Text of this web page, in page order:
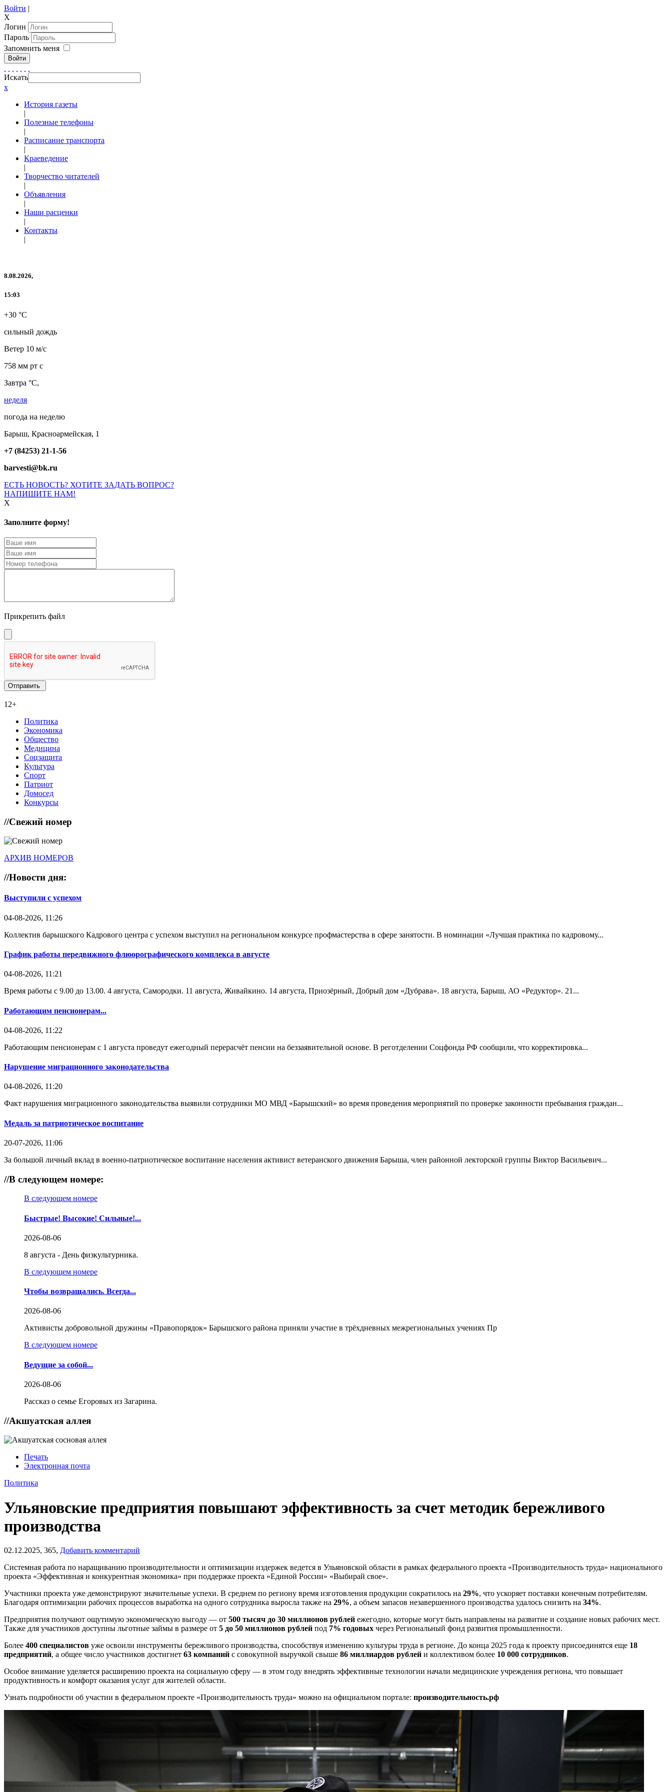
Войти |
X
Логин
Пароль
Запомнить меня
Войти
Искать
x
История газеты
|
Полезные телефоны
|
Расписание транспорта
|
Краеведение
|
Творчество читателей
|
Объявления
|
Наши расценки
|
Контакты
|
8.08.2026,
15:03
+30 °C
сильный дождь
Ветер 10 м/с
758 мм рт с
Завтра °C,
неделя
погода на неделю
Барыш, Красноармейская, 1
+7 (84253) 21-1-56
barvesti@bk.ru
ЕСТЬ НОВОСТЬ? ХОТИТЕ ЗАДАТЬ ВОПРОС?
НАПИШИТЕ НАМ!
X
Заполните форму!
Прикрепить файл
12+
Политика
Экономика
Общество
Медицина
Соцзащита
Культура
Спорт
Патриот
Домосед
Конкурсы
//Свежий номер
АРХИВ НОМЕРОВ
//Новости дня:
Выступили с успехом
04-08-2026, 11:26
Коллектив барышского Кадрового центра с успехом выступил на региональном конкурсе профмастерства в сфере занятости. В номинации «Лучшая практика по кадровому...
График работы передвижного флюорографического комплекса в августе
04-08-2026, 11:21
Время работы с 9.00 до 13.00. 4 августа, Самородки. 11 августа, Живайкино. 14 августа, Приозёрный, Добрый дом «Дубрава». 18 августа, Барыш, АО «Редуктор». 21...
Работающим пенсионерам...
04-08-2026, 11:22
Работающим пенсионерам с 1 августа проведут ежегодный перерасчёт пенсии на беззаявительной основе. В реготделении Соцфонда РФ сообщили, что корректировка...
Нарушение миграционного законодательства
04-08-2026, 11:20
Факт нарушения миграционного законодательства выявили сотрудники МО МВД «Барышский» во время проведения мероприятий по проверке законности пребывания граждан...
Медаль за патриотическое воспитание
20-07-2026, 11:06
За большой личный вклад в военно-патриотическое воспитание населения активист ветеранского движения Барыша, член районной лекторской группы Виктор Васильевич...
//В следующем номере:
В следующем номере
Быстрые! Высокие! Сильные!...
2026-08-06
8 августа - День физкультурника.
В следующем номере
Чтобы возвращались. Всегда...
2026-08-06
Активисты добровольной дружины «Правопорядок» Барышского района приняли участие в трёхдневных межрегиональных учениях Пр
В следующем номере
Ведущие за собой...
2026-08-06
Рассказ о семье Егоровых из Загарина.
//Акшуатская аллея
Печать
Электронная почта
Политика
Ульяновские предприятия повышают эффективность за счет методик бережливого
производства
02.12.2025, 365, Добавить комментарий
Системная работа по наращиванию производительности и оптимизации издержек ведется в Ульяновской области в рамках федерального проекта «Производительность труда» национального
проекта «Эффективная и конкурентная экономика» при поддержке проекта «Единой России» «Выбирай свое».
Участники проекта уже демонстрируют значительные успехи. В среднем по региону время изготовления продукции сократилось на 29%, что ускоряет поставки конечным потребителям.
Благодаря оптимизации рабочих процессов выработка на одного сотрудника выросла также на 29%, а объем запасов незавершенного производства удалось снизить на 34%.
Предприятия получают ощутимую экономическую выгоду — от 500 тысяч до 30 миллионов рублей ежегодно, которые могут быть направлены на развитие и создание новых рабочих мест.
Также для участников доступны льготные займы в размере от 5 до 50 миллионов рублей под 7% годовых через Региональный фонд развития промышленности.
Более 400 специалистов уже освоили инструменты бережливого производства, способствуя изменению культуры труда в регионе. До конца 2025 года к проекту присоединятся еще 18
предприятий, а общее число участников достигнет 63 компаний с совокупной выручкой свыше 86 миллиардов рублей и коллективом более 10 000 сотрудников.
Особое внимание уделяется расширению проекта на социальную сферу — в этом году внедрять эффективные технологии начали медицинские учреждения региона, что повышает
продуктивность и комфорт оказания услуг для жителей области.
Узнать подробности об участии в федеральном проекте «Производительность труда» можно на официальном портале: производительность.рф